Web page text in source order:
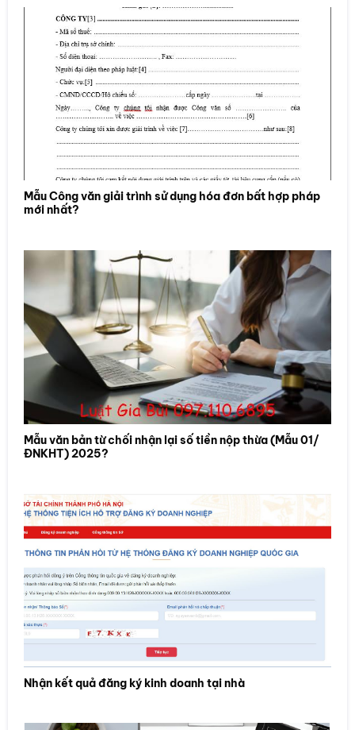
Mẫu Công văn giải trình sử dụng hóa đơn bất hợp pháp
mới nhất?
Mẫu văn bản từ chối nhận lại số tiền nộp thừa (Mẫu 01/
ĐNKHT) 2025?
Nhận kết quả đăng ký kinh doanh tại nhà